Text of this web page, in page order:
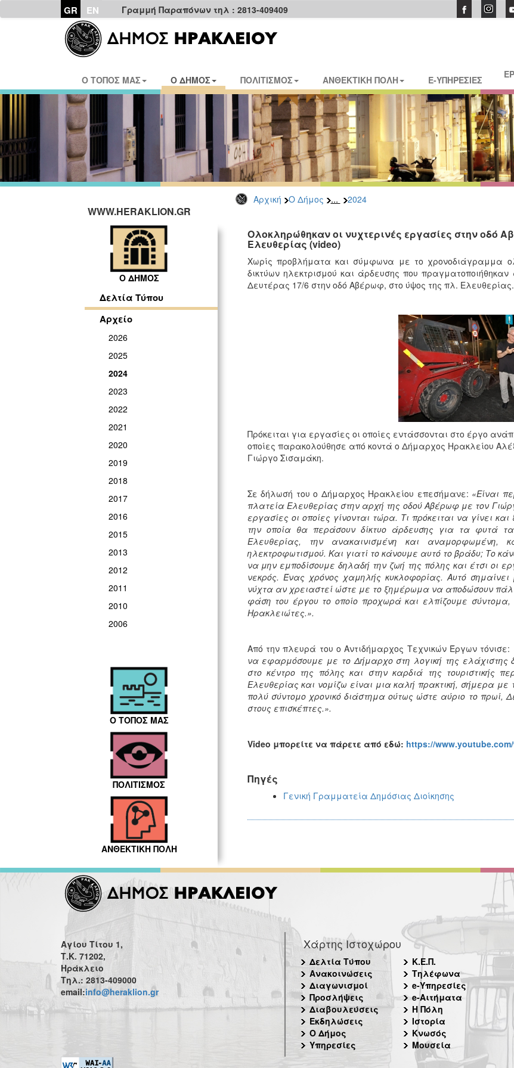
GR EN Γραμμή Παραπόνων τηλ : 2813-409409
Ο ΤΟΠΟΣ ΜΑΣ Ο ΔΗΜΟΣ ΠΟΛΙΤΙΣΜΟΣ ΑΝΘΕΚΤΙΚΗ ΠΟΛΗ E-ΥΠΗΡΕΣΙΕΣ
Αρχική Ο Δήμος ... 2024
WWW.HERAKLION.GR
Ο ΔΗΜΟΣ
Δελτία Τύπου
Αρχείο
2026
2025
2024
2023
2022
2021
2020
2019
2018
2017
2016
2015
2013
2012
2011
2010
2006
Ο ΤΟΠΟΣ ΜΑΣ
ΠΟΛΙΤΙΣΜΟΣ
ΑΝΘΕΚΤΙΚΗ ΠΟΛΗ
Ολοκληρώθηκαν οι νυχτερινές εργασίες στην οδό
Ελευθερίας (video)
Χωρίς προβλήματα και σύμφωνα με το χρονοδιάγραμμα
δικτύων ηλεκτρισμού και άρδευσης που
Δευτέρας 17/6 στην οδό Αβέρωφ, στο ύψος της πλ. Ελευθερίας.
Πρόκειται για εργασίες οι οποίες εντάσσονται στο έργο
οποίες παρακολούθησε από κοντά ο Δήμαρχος Ηρακλείου
Γιώργο Σισαμάκη.
Σε δήλωσή του ο Δήμαρχος Ηρακλείου επεσήμανε: «Είναι
πλατεία Ελευθερίας στην αρχή της οδού Αβέρωφ με τον
εργασίες οι οποίες γίνονται τώρα. Τι πρόκειται να γίνει
την οποία θα περάσουν δίκτυο άρδευσης για τα φυτά
Ελευθερίας, την ανακαινισμένη και
ηλεκτροφωτισμού. Και γιατί το κάνουμε αυτό το βράδυ; Το
να μην εμποδίσουμε δηλαδή την ζωή της πόλης και έτσι οι
νεκρός. Ένας χρόνος χαμηλής κυκλοφορίας. Αυτό
νύχτα αν χρειαστεί ώστε με το ξημέρωμα να αποδώσουν
φάση του έργου το οποίο προχωρά και ελπίζουμε
Ηρακλειώτες.».
Από την πλευρά του ο Αντιδήμαρχoς Τεχνικών Έργων τόνισε:
να εφαρμόσουμε με το Δήμαρχο στη λογική της ελάχιστης
στο κέντρο της πόλης και στην καρδιά της τουριστικής
Ελευθερίας και νομίζω είναι μια καλή πρακτική, σήμερα
πολύ σύντομο χρονικό διάστημα ούτως ώστε αύριο το πρωί,
στους επισκέπτες.».
Video μπορείτε να πάρετε από εδώ: https://
Πηγές
Γενική Γραμματεία Δημόσιας Διοίκησης
Αγίου Τίτου 1,
Τ.Κ. 71202,
Ηράκλειο
Τηλ.: 2813-409000
email:info@heraklion.gr
Χάρτης Ιστοχώρου
Δελτία Τύπου
Ανακοινώσεις
Διαγωνισμοί
Προσλήψεις
Διαβουλεύσεις
Εκδηλώσεις
Ο Δήμος
Υπηρεσίες
Κ.Ε.Π.
Τηλέφωνα
e-Υπηρεσίες
e-Αιτήματα
Η Πόλη
Ιστορία
Κνωσός
Μουσεία